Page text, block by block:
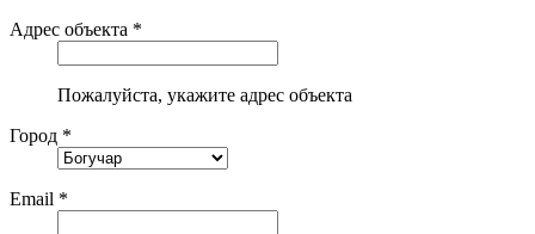
Адрес объекта *
Пожалуйста, укажите адрес объекта
Город *
Email *